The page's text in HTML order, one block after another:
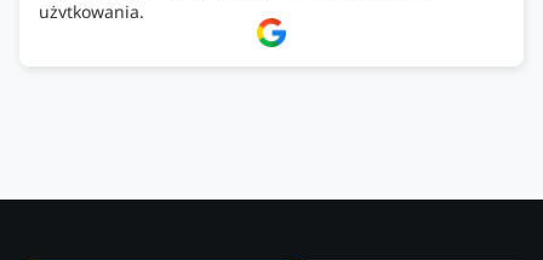
użytkowania.
Firma godna zaufania. Tak trzymać!